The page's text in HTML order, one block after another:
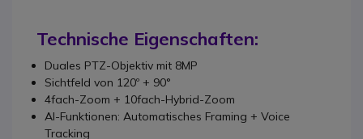
Technische Eigenschaften:
Duales PTZ-Objektiv mit 8MP
Sichtfeld von 120º + 90°
4fach-Zoom + 10fach-Hybrid-Zoom
AI-Funktionen: Automatisches Framing + Voice
Tracking